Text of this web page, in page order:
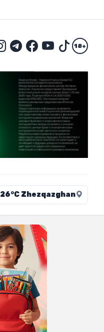
18+
26°C Zhezqazghan